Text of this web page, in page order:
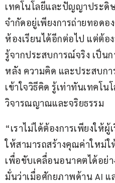
เทคโนโลยีและปัญญาประดิ
จำกัดอยู่เพียงการถ่ายทอดอ
ห้องเรียนได้อีกต่อไป แต่ต้อ
รู้จากประสบการณ์จริง เป็น
หลัง ความคิด และประสบก
เข้าใจวิธีคิด รู้เท่าทันเทคโน
วิจารณญาณและจริยธรรม
“เราไม่ได้ต้องการเพียงให้
ให้สามารถสร้างคุณค่าใหม่
เพื่อขับเคลื่อนอนาคตได้อย่
มั่นว่าเมื่อศักยภาพด้าน AI